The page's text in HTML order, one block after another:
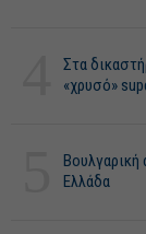
Στα
«χρυσό»
Βουλγαρική
Ελλάδα